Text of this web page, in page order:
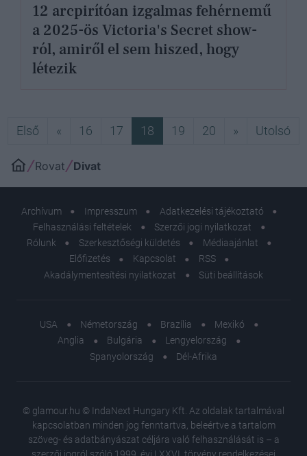
12 arcpirítóan izgalmas fehérnemű
a 2025-ös Victoria's Secret show-
ról, amiről el sem hiszed, hogy
létezik
Első Első
« Előző
16 17 18 19 20 » Következő
Utolsó
Rovat Divat
Archívum Impresszum
Adatkezelési tájékoztató
Felhasználási feltételek
Szerzői jogi nyilatkozat
Rólunk
Szerkesztőségi küldetés
Médiaajánlat
Előfizetés
Kapcsolat
RSS
Akadálymentesítési nyilatkozat
Süti beállítások
USA Németország Brazília
Mexikó
Anglia
Bulgária
Lengyelország
Spanyolország
Dél-Afrika
© glamour.hu © IndaNext Hungary Kft. Az oldalak tartalmával
kapcsolatban minden jog fenntartva, beleértve a tartalom
szöveg- és adatbányászat céljára való felhasználását is – a